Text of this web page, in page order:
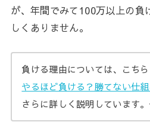
が、年間でみて100万以上の負
しくありません。
負ける理由については、こち
やるほど負ける？勝てない仕
さらに詳しく説明しています